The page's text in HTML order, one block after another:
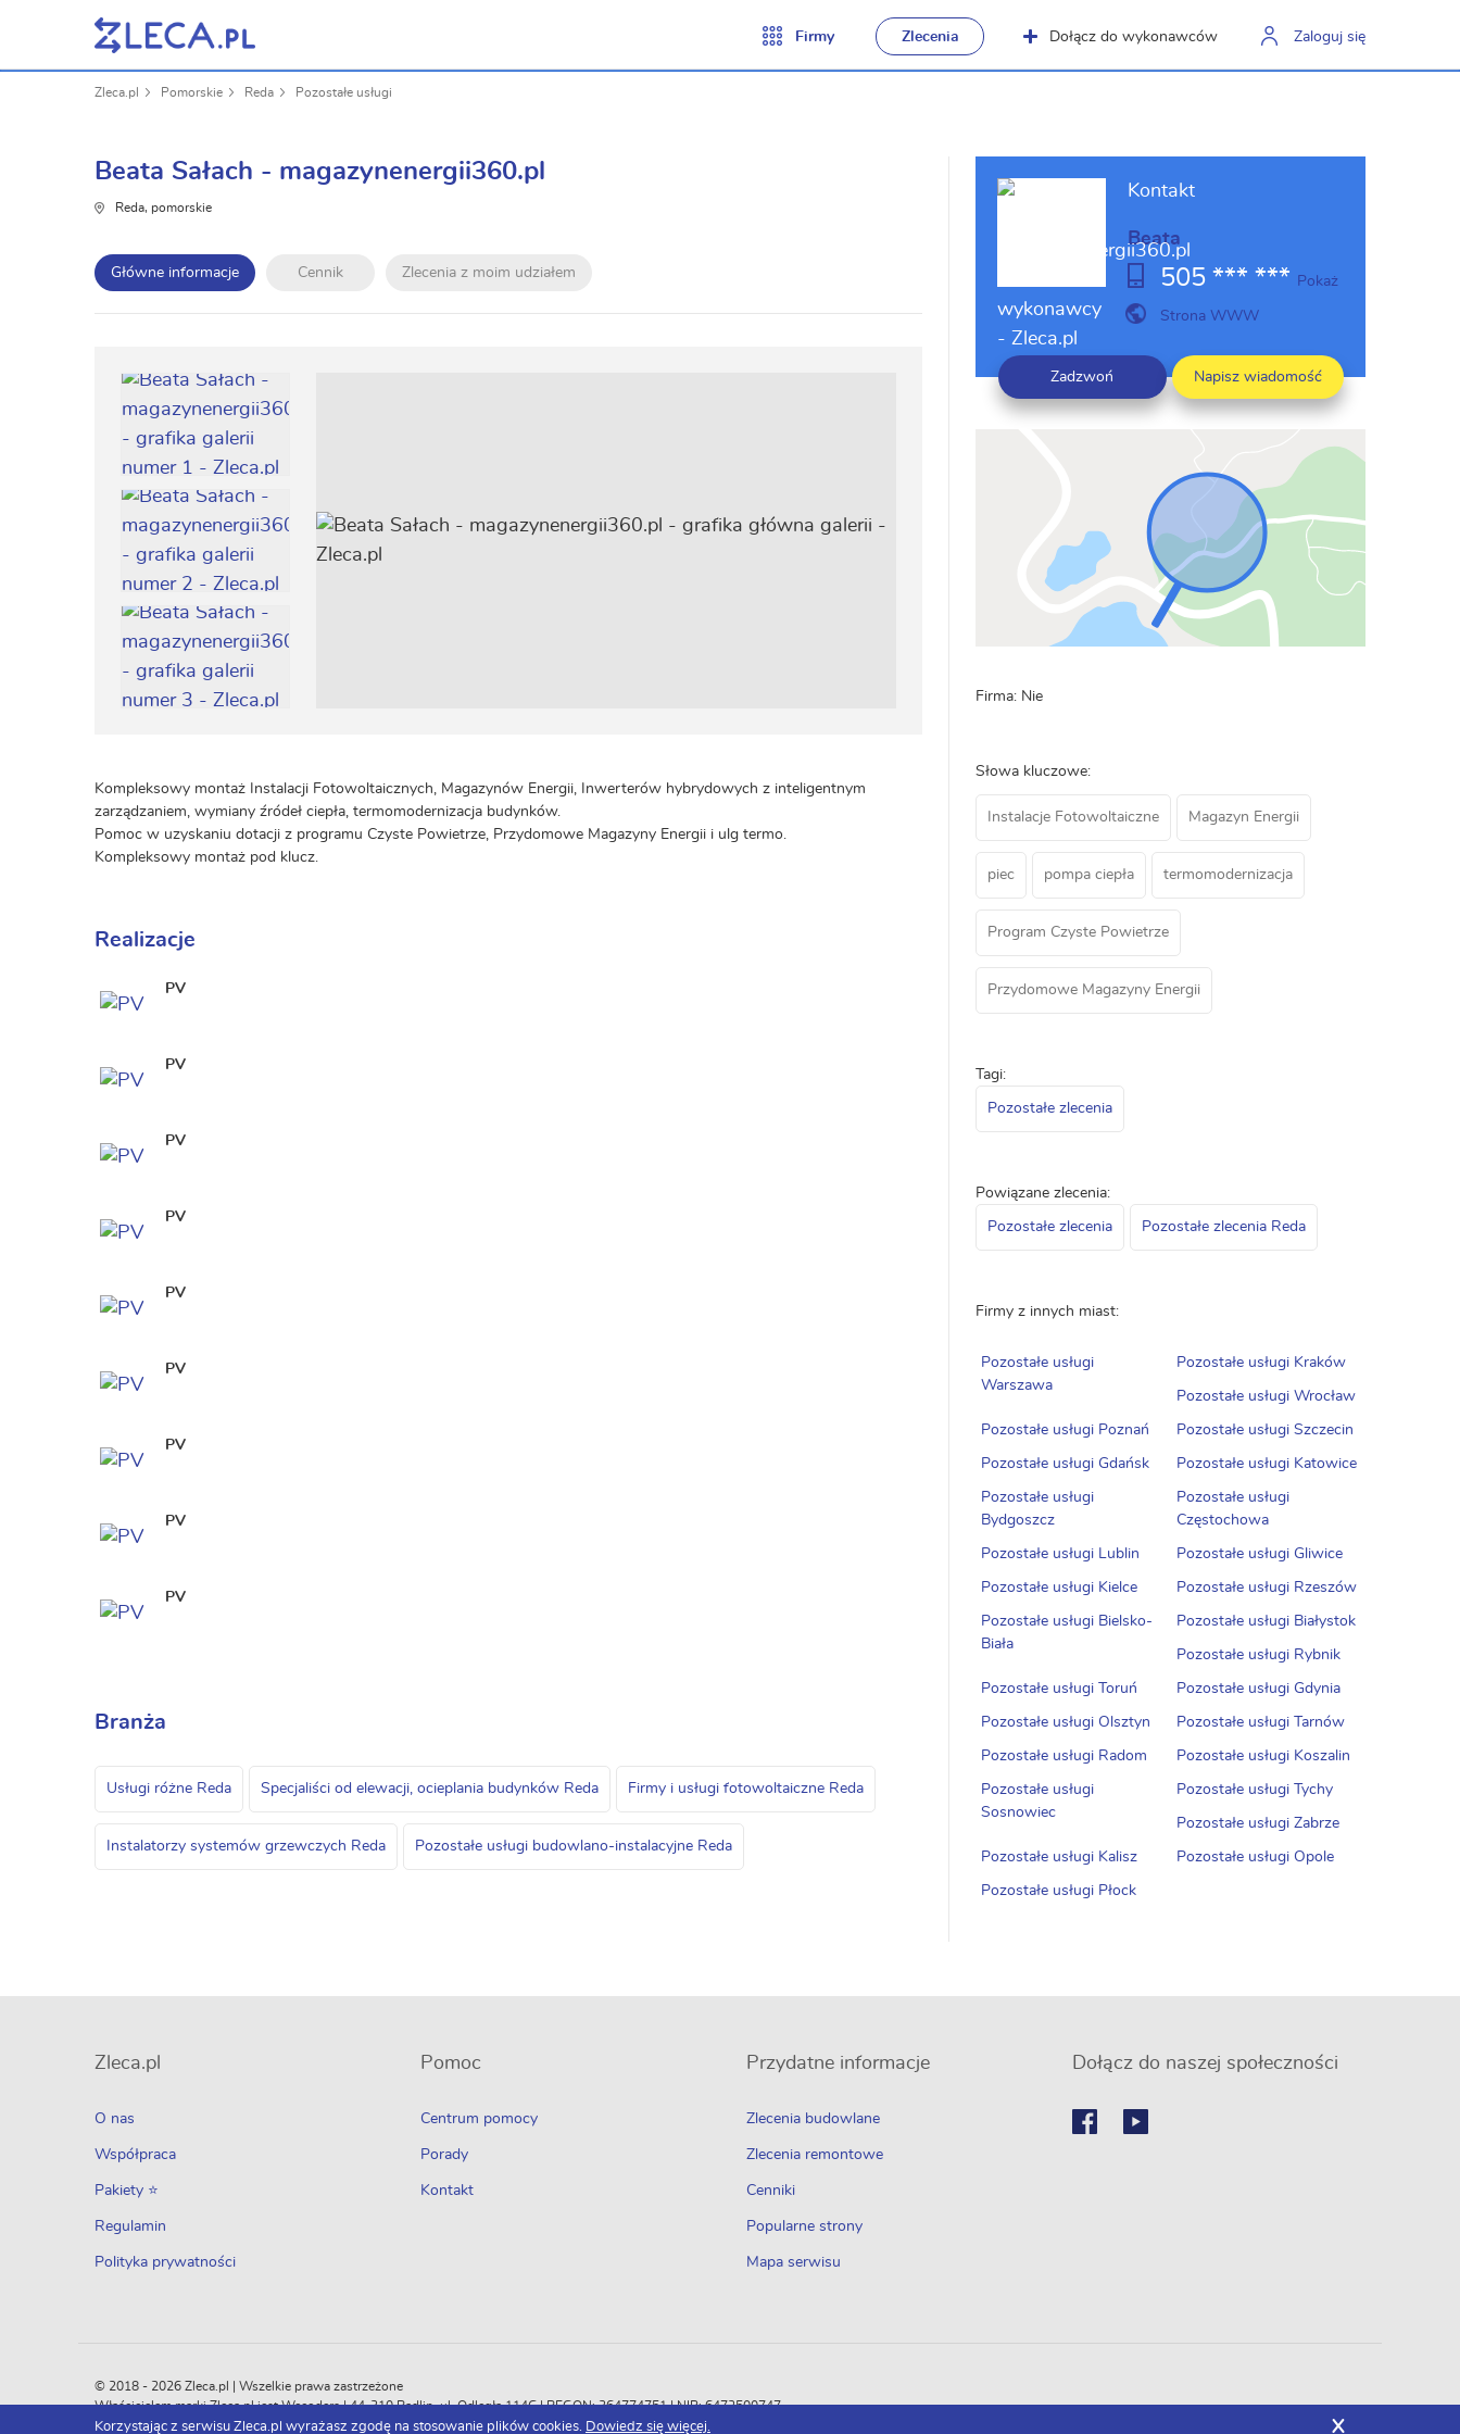
Firmy Zlecenia Dołącz do wykonawców Zaloguj się
Zleca.pl Pomorskie Reda Pozostałe usługi
Beata Sałach - magazynenergii360.pl
Reda, pomorskie
Główne informacje Cennik Zlecenia z moim udziałem
Kompleksowy montaż Instalacji Fotowoltaicznych, Magazynów Energii, Inwerterów hybrydowych z inteligentnym
zarządzaniem, wymiany źródeł ciepła, termomodernizacja budynków.
Pomoc w uzyskaniu dotacji z programu Czyste Powietrze, Przydomowe Magazyny Energii i ulg termo.
Kompleksowy montaż pod klucz.
Realizacje
PV
PV
PV
PV
PV
PV
PV
PV
PV
Branża
Usługi różne Reda Specjaliści od elewacji, ocieplania budynków Reda Firmy i usługi fotowoltaiczne Reda
Instalatorzy systemów grzewczych Reda Pozostałe usługi budowlano-instalacyjne Reda
Kontakt
Beata
505 *** *** Pokaż
Strona WWW
Zadzwoń Napisz wiadomość
Firma: Nie
Słowa kluczowe:
Instalacje Fotowoltaiczne Magazyn Energii
piec pompa ciepła termomodernizacja
Program Czyste Powietrze
Przydomowe Magazyny Energii
Tagi:
Pozostałe zlecenia
Powiązane zlecenia:
Pozostałe zlecenia Pozostałe zlecenia Reda
Firmy z innych miast:
Pozostałe usługi
Warszawa
Pozostałe usługi Kraków
Pozostałe usługi Wrocław
Pozostałe usługi Poznań Pozostałe usługi Szczecin
Pozostałe usługi Gdańsk Pozostałe usługi Katowice
Pozostałe usługi
Bydgoszcz
Pozostałe usługi
Częstochowa
Pozostałe usługi Lublin Pozostałe usługi Gliwice
Pozostałe usługi Kielce Pozostałe usługi Rzeszów
Pozostałe usługi Bielsko-
Biała
Pozostałe usługi Białystok
Pozostałe usługi Rybnik
Pozostałe usługi Toruń Pozostałe usługi Gdynia
Pozostałe usługi Olsztyn Pozostałe usługi Tarnów
Pozostałe usługi Radom Pozostałe usługi Koszalin
Pozostałe usługi
Sosnowiec
Pozostałe usługi Tychy
Pozostałe usługi Zabrze
Pozostałe usługi Kalisz Pozostałe usługi Opole
Pozostałe usługi Płock
Zleca.pl
O nas
Współpraca
Pakiety ⭐
Regulamin
Polityka prywatności
Pomoc
Centrum pomocy
Porady
Kontakt
Przydatne informacje
Zlecenia budowlane
Zlecenia remontowe
Cenniki
Popularne strony
Mapa serwisu
Dołącz do naszej społeczności
© 2018 - 2026 Zleca.pl | Wszelkie prawa zastrzeżone
Właścicielem marki Zleca.pl jest Wecoders | 44-310 Radlin, ul. Odległa 114C | REGON: 364774751 | NIP: 6472500747
Korzystając z serwisu Zleca.pl wyrażasz zgodę na stosowanie plików cookies. Dowiedz się więcej. X